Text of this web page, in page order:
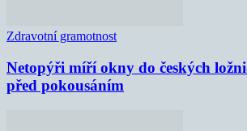
Zdravotní gramotnost
Netopýři míří okny do českých
před pokousáním